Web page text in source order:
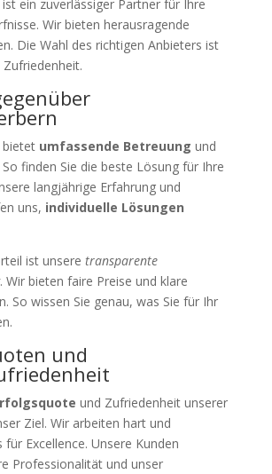
ist ein zuverlässiger Partner für Ihre
Wir bieten herausragende
Die Wahl des richtigen Anbieters ist
bietet umfassende Betreuung und
finden Sie die beste Lösung für Ihre
langjährige Erfahrung und
uns, individuelle Lösungen
ist unsere transparente
. Wir bieten faire Preise und klare
So wissen Sie genau, was Sie für Ihr
und
und Zufriedenheit unserer
Ziel. Wir arbeiten hart und
für Excellence. Unsere Kunden
Professionalität und unser